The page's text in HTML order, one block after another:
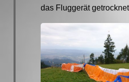
das Fluggerät